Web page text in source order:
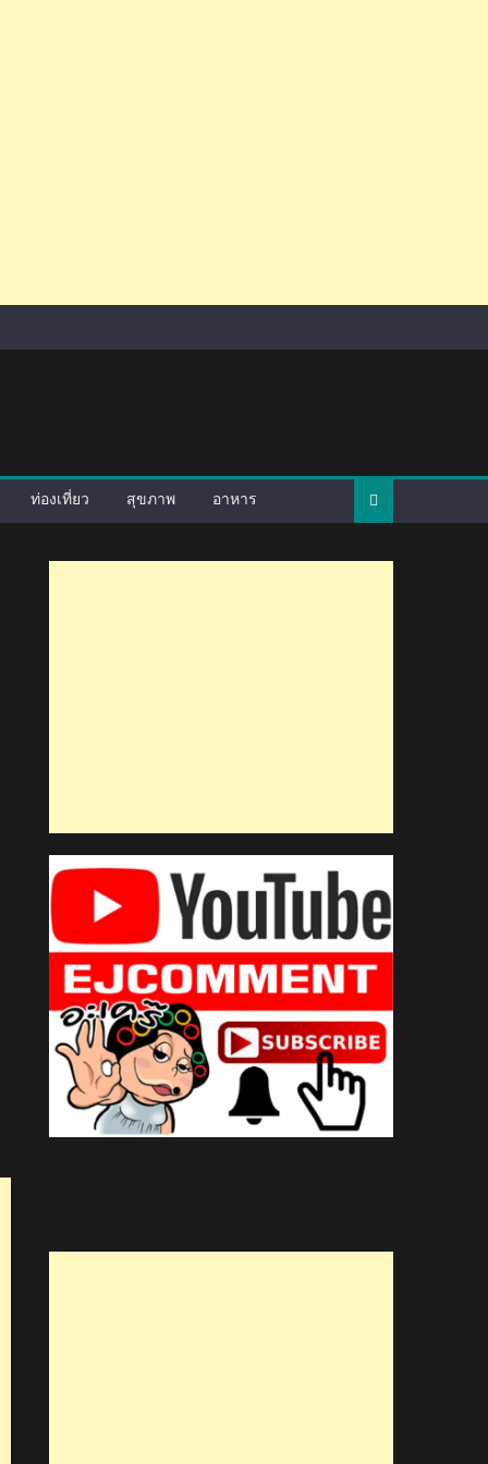
ท่องเที่ยว สุขภาพ อาหาร